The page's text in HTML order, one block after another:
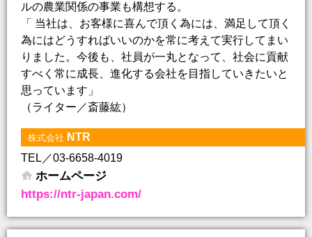
ルの農業関係の事業も構想する。
「 当社は、お客様に喜んで頂く為には、満足して頂く
為にはどうすればいいのかを常に考えて実行してまい
りました。今後も、社員が一丸となって、社会に貢献
すべく常に成長、進化する会社を目指していきたいと
思っています」
（ライター／斎藤紘）
株式会社 NTR
TEL／03-6658-4019
ホームページ
https://ntr-japan.com/